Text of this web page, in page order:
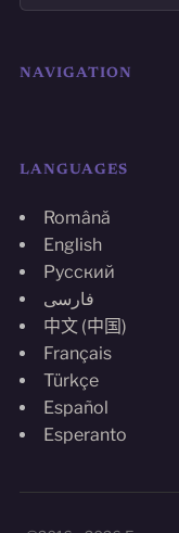
NAVIGATION
LANGUAGES
Română
English
Русский
فارسی
中文 (中国)
Français
Türkçe
Español
Esperanto